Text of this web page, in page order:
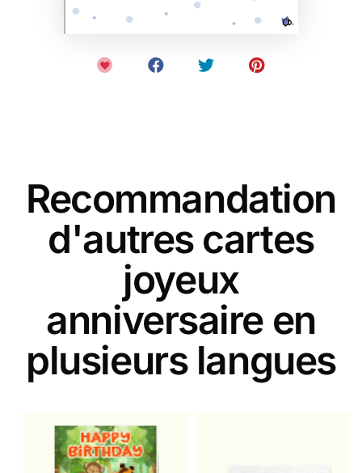
Recommandation
d'autres cartes
joyeux
anniversaire en
plusieurs langues